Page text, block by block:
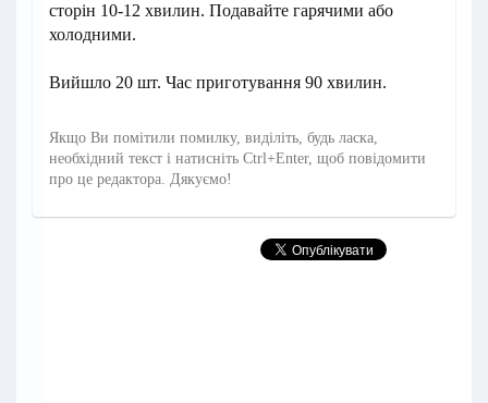
сторін 10-12 хвилин. Подавайте гарячими або
холодними.
Вийшло 20 шт. Час приготування 90 хвилин.
Якщо Ви помітили помилку, виділіть, будь ласка,
необхідний текст і натисніть Ctrl+Enter, щоб повідомити
про це редактора. Дякуємо!